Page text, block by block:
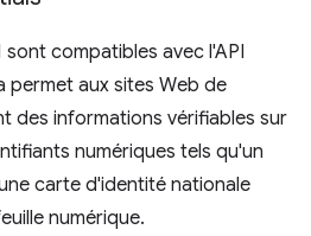
sont compatibles avec l'API
permet aux sites Web de
des informations vérifiables sur
numériques tels qu'un
carte d'identité nationale
numérique.